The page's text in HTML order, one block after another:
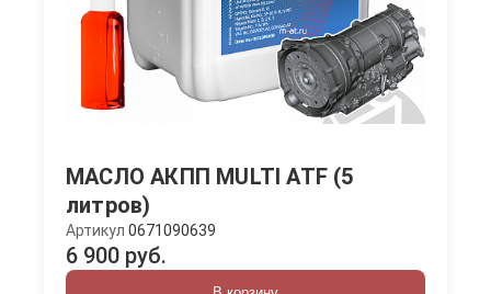
МАСЛО АКПП MULTI ATF (5
литров)
Артикул 0671090639
6 900 руб.